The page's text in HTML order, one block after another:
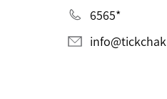
*6565